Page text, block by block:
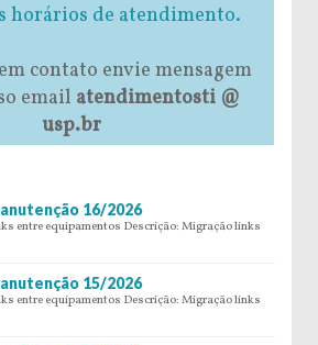
horários de atendimento.
contato envie mensagem
email atendimentosti @
usp.br
16/2026
entre equipamentos Descrição: Migração links
15/2026
entre equipamentos Descrição: Migração links